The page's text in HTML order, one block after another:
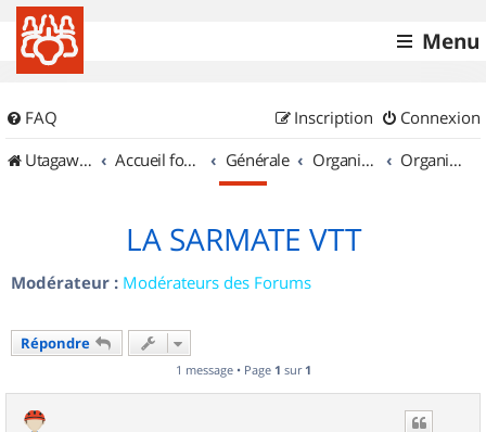
Menu
FAQ Connexion
Inscription
UtagawaVTT (Randos VTT et VTTAE avec traces GPS)
Accueil forum Générale Organisation de sorties & Recherche de partenaires Organisation de sorties en région Champagne Ardenne
LA SARMATE VTT
Modérateur : Modérateurs des Forums
Répondre
1 message • Page 1 sur 1